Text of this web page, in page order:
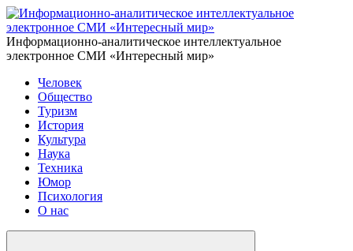
Информационно-аналитическое интеллектуальное
электронное СМИ «Интересный мир»
Человек
Общество
Туризм
История
Культура
Наука
Техника
Юмор
Психология
О нас